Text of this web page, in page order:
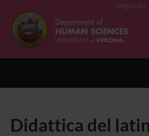
Segui su
Didattica del